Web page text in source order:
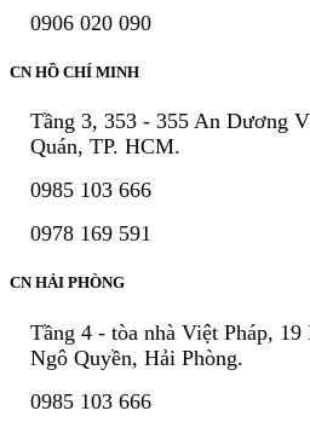
0906 020 090
CN HỒ CHÍ MINH
Tầng 3, 353 - 355 An Dương
Quán, TP. HCM.
0985 103 666
0978 169 591
CN HẢI PHÒNG
Tầng 4 - tòa nhà Việt Pháp,
Ngô Quyền, Hải Phòng.
0985 103 666